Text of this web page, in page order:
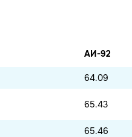
АИ-92
64.09
65.43
65.46